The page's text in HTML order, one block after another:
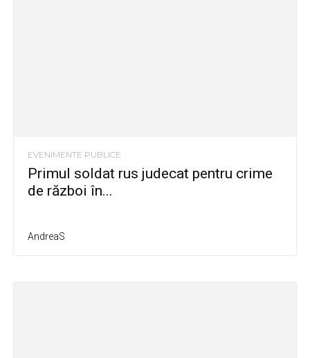
EVENIMENTE PUBLICE
Primul soldat rus judecat pentru crime
de război în...
AndreaS